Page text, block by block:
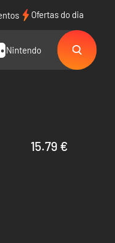
Ofertas do dia
Nintendo
15.79 €